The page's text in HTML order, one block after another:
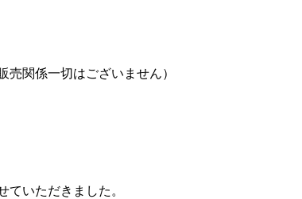
関係一切はございません）
いただきました。